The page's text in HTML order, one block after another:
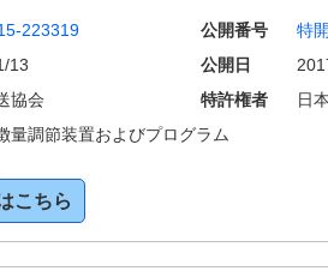
223319 公開番号 特
13 公開日
協会 特許権者 日
量調節装置およびプログラム
こちら